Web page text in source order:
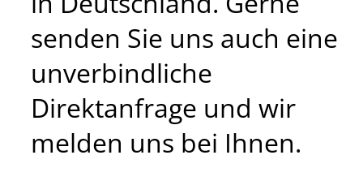
senden Sie uns auch eine
unverbindliche
Direktanfrage und wir
melden uns bei Ihnen.